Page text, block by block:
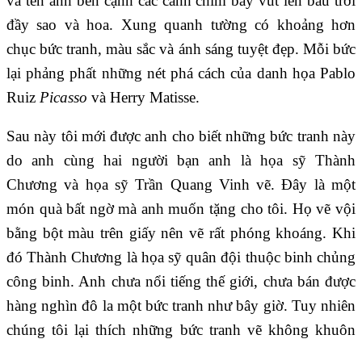
đầy sao và hoa. Xung quanh tường có khoảng hơn
chục bức tranh, màu sắc và ánh sáng tuyệt đẹp. Mỗi bức
lại phảng phất những nét phá cách của danh họa Pablo
Ruiz Picasso và Herry Matisse.
Sau này tôi mới được anh cho biết những bức tranh này
do anh cùng hai người bạn anh là họa sỹ Thành
Chương và họa sỹ Trần Quang Vinh vẽ. Đây là một
món quà bất ngờ mà anh muốn tặng cho tôi. Họ vẽ vội
bằng bột màu trên giấy nên vẽ rất phóng khoáng. Khi
đó Thành Chương là họa sỹ quân đội thuộc binh chủng
công binh. Anh chưa nổi tiếng thế giới, chưa bán được
hàng nghìn đô la một bức tranh như bây giờ. Tuy nhiên
chúng tôi lại thích những bức tranh vẽ không khuôn